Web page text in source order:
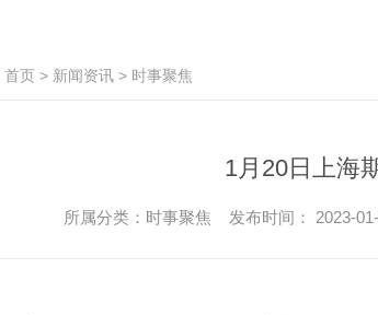
首页 > 新闻资讯 > 时事聚焦
1月20日上海
所属分类：时事聚焦 发布时间： 2023-